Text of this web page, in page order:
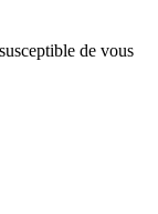
de vous